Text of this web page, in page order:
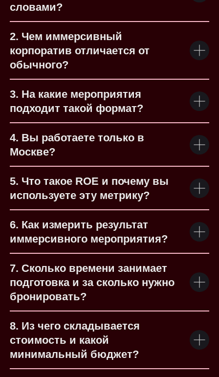
словами?
2. Чем иммерсивный
корпоратив отличается от
обычного?
3. На какие мероприятия
подходит такой формат?
4. Вы работаете только в
Москве?
5. Что такое ROE и почему вы
используете эту метрику?
6. Как измерить результат
иммерсивного мероприятия?
7. Сколько времени занимает
подготовка и за сколько нужно
бронировать?
8. Из чего складывается
стоимость и какой
минимальный бюджет?